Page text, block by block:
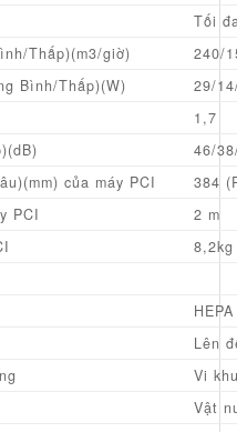
Tối
Thấp)(m3/giờ)
240/
Bình/Thấp)(W)
29/
1,7
46/
của máy PCI
384
PCI
2 m
8,2kg
Lên
Vi
Vật